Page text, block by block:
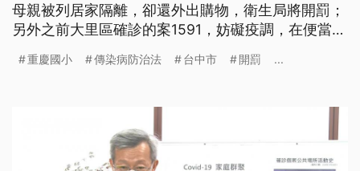
母親被列居家隔離，卻還外出購物，衛生局將開罰；
另外之前大里區確診的案1591，妨礙疫調，在便當店
市環保局人員一早就到西屯區重慶國小進行消毒，因
是重慶國小的女學生，市府也宣布重慶國小全校停課
2週。17日有民眾原本要
重慶國小 傳染病防治法 台中市 開罰 ...